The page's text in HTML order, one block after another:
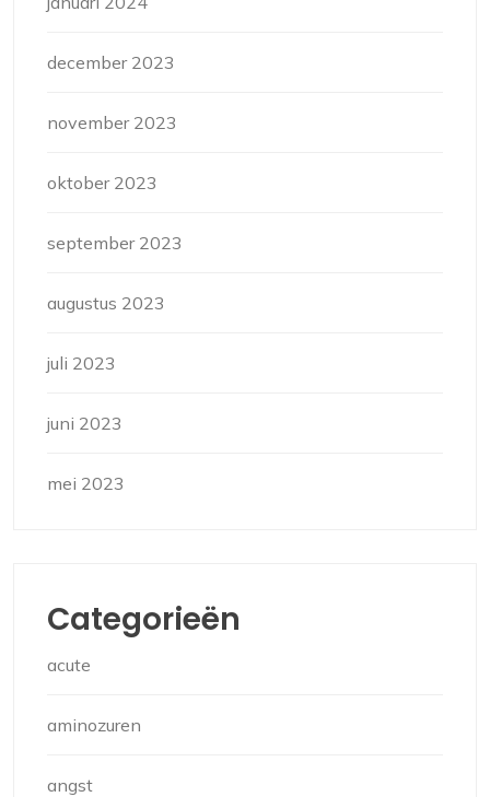
december 2023
november 2023
oktober 2023
september 2023
augustus 2023
juli 2023
juni 2023
mei 2023
Categorieën
acute
aminozuren
angst